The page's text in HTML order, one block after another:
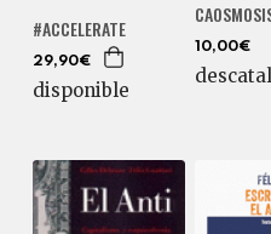
#ACCELERATE
29,90€
disponible
10,00€